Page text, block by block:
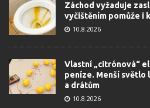
Záchod vyžaduje
vyčištěním pomůže i
10.8.2026
Vlastní „citrónová“
peníze. Menší
a drátům
10.8.2026